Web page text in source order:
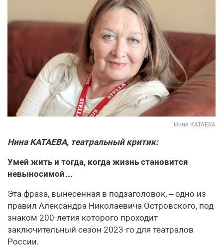
Нина КАТАЕВА
Нина КАТАЕВА, театральный критик:
Умей жить и тогда, когда жизнь становится
невыносимой…
Эта фраза, вынесенная в подзаголовок, – одно из
правил Александра Николаевича Островского, под
знаком 200-летия которого проходит
заключительный сезон 2023-го для театралов
России.